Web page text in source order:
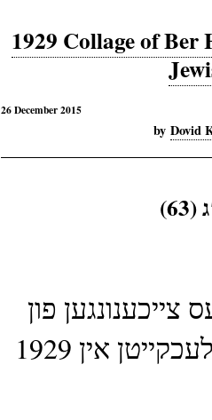
1929 Collage of Ber
26 December 2015
by Dovid
פון
אין 1929